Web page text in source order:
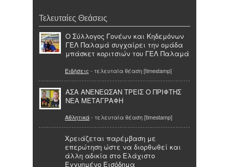
Τελευταίες Θεάσεις
Ο Σύλλογος Γονέων και Κηδεμόνων
ΓΕΛ Παλαμά συγχαίρει την ομάδα
μπάσκετ κοριτσιών του ΓΕΛ Παλαμά
Ειδήσεις - τελευταία θέαση [timestamp]
ΑΣΑ ΑΝΕΝΕΩΣΑΝ ΤΡΕΙΣ Ο ΠΡΙΦΤΗΣ
ΝΕΑ ΜΕΤΑΓΡΑΦΗ
Αθλητικά- τελευταία θέαση [timestamp]
Χρειάζεται παρέμβαση με
επερώτηση ώστε να διορθωθεί και
άλλη αδικία στο Ελάχιστο
Εγγυημένο Εισόδημα